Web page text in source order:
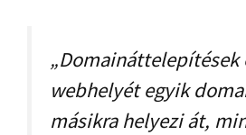
„Domaináttelepítések
webhelyét egyik
másikra helyezi át,